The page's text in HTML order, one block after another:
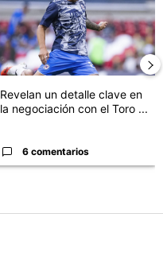
Revelan un detalle clave en
la negociación con el Toro ...
6 comentarios